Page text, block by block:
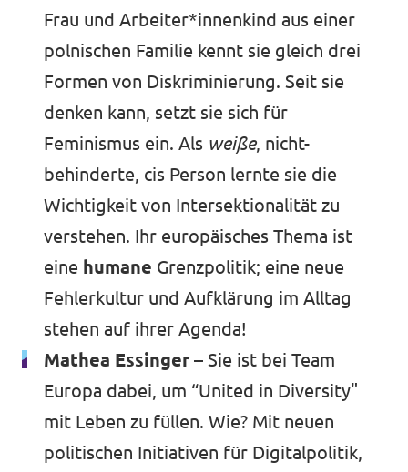
Frau und Arbeiter*innenkind aus einer
polnischen Familie kennt sie gleich drei
Formen von Diskriminierung. Seit sie
denken kann, setzt sie sich für
Feminismus ein. Als weiße, nicht-
behinderte, cis Person lernte sie die
Wichtigkeit von Intersektionalität zu
verstehen. Ihr europäisches Thema ist
eine humane Grenzpolitik; eine neue
Fehlerkultur und Aufklärung im Alltag
stehen auf ihrer Agenda!
Mathea Essinger – Sie ist bei Team
Europa dabei, um “United in Diversity"
mit Leben zu füllen. Wie? Mit neuen
politischen Initiativen für Digitalpolitik,